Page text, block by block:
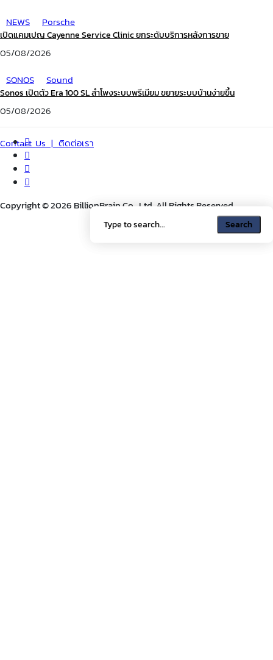
Search
Search
NEWS
Porsche
เปิดแคมเปญ Cayenne Service Clinic ยกระดับบริการหลังการขาย
05/08/2026
SONOS
Sound
Sonos เปิดตัว Era 100 SL ลำโพงระบบพรีเมียม ขยายระบบบ้านง่ายขึ้น
05/08/2026
Contact Us | ติดต่อเรา
Copyright © 2026 BillionBrain Co., Ltd. All Rights Reserved.